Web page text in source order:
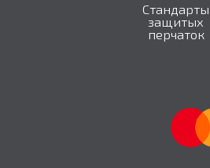
Стандарты
защитыx
перчаток